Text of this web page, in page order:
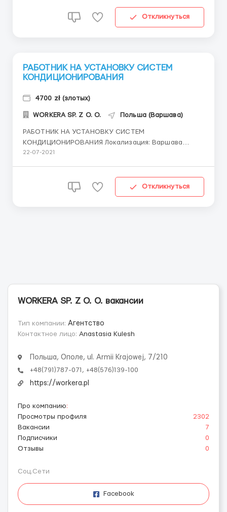
варьировать по необходимости. Договр: Umowa zl...
Откликнуться
РАБОТНИК НА УСТАНОВКУ СИСТЕМ
КОНДИЦИОНИРОВАНИЯ
4700 zł (злотых)
WORKERA SP. Z O. O. Польша (Варшава)
РАБОТНИК НА УСТАНОВКУ СИСТЕМ
КОНДИЦИОНИРОВАНИЯ Локализация: Варшава
Прямой работодатель Требуются мужчины с опытом
Варшавы). Установка систем кондиционирования и
вентиляции в жилых помещениях (квартиры, до...
22-07-2021
Откликнуться
WORKERA SP. Z O. O. вакансии
Тип компании: Агентство
Контактное лицо: Anastasia Kulesh
Польша, Ополе, ul. Armii Krajowej, 7/210
+48(791)787-071, +48(576)139-100
https://workera.pl
Про компанию:
Просмотры профиля
2302
Вакансии
7
Подписчики
0
Отзывы
0
Соц.Сети
Facebook